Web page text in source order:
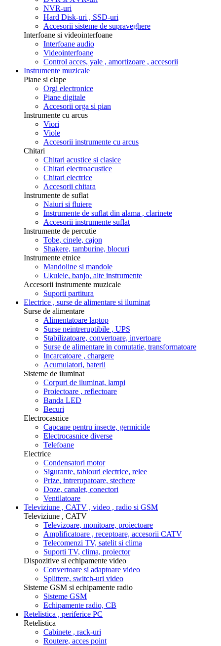
NVR-uri
Hard Disk-uri , SSD-uri
Accesorii sisteme de supraveghere
Interfoane si videointerfoane
Interfoane audio
Videointerfoane
Control acces, yale , amortizoare , accesorii
Instrumente muzicale
Piane si clape
Orgi electronice
Piane digitale
Accesorii orga si pian
Instrumente cu arcus
Viori
Viole
Accesorii instrumente cu arcus
Chitari
Chitari acustice si clasice
Chitari electroacustice
Chitari electrice
Accesorii chitara
Instrumente de suflat
Naiuri si fluiere
Instrumente de suflat din alama , clarinete
Accesorii instrumente suflat
Instrumente de percutie
Tobe, cinele, cajon
Shakere, tamburine, blocuri
Instrumente etnice
Mandoline si mandole
Ukulele, banjo, alte instrumente
Accesorii instrumente muzicale
Suporti partitura
Electrice , surse de alimentare si iluminat
Surse de alimentare
Alimentatoare laptop
Surse neintreruptibile , UPS
Stabilizatoare, convertoare, invertoare
Surse de alimentare in comutatie, transformatoare
Incarcatoare , chargere
Acumulatori, baterii
Sisteme de iluminat
Corpuri de iluminat, lampi
Proiectoare , reflectoare
Banda LED
Becuri
Electrocasnice
Capcane pentru insecte, germicide
Electrocasnice diverse
Telefoane
Electrice
Condensatori motor
Sigurante, tablouri electrice, relee
Prize, intrerupatoare, stechere
Doze, canalet, conectori
Ventilatoare
Televiziune , CATV , video , radio si GSM
Televiziune , CATV
Televizoare, monitoare, proiectoare
Amplificatoare , receptoare, accesorii CATV
Telecomenzi TV, satelit si clima
Suporti TV, clima, proiector
Dispozitive si echipamente video
Convertoare si adaptoare video
Splittere, switch-uri video
Sisteme GSM si echipamente radio
Sisteme GSM
Echipamente radio, CB
Retelistica , periferice PC
Retelistica
Cabinete , rack-uri
Routere, acces point